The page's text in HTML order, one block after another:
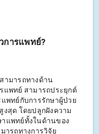
การแพทย์?
ามารถทางด้าน
แพทย์ สามารถประยุกต์
พทย์กับการรักษาผู้ป่วย
งสุด โดยปลูกฝังความ
แพทย์ทั้งในด้านของ
ารถทางการวิจัย